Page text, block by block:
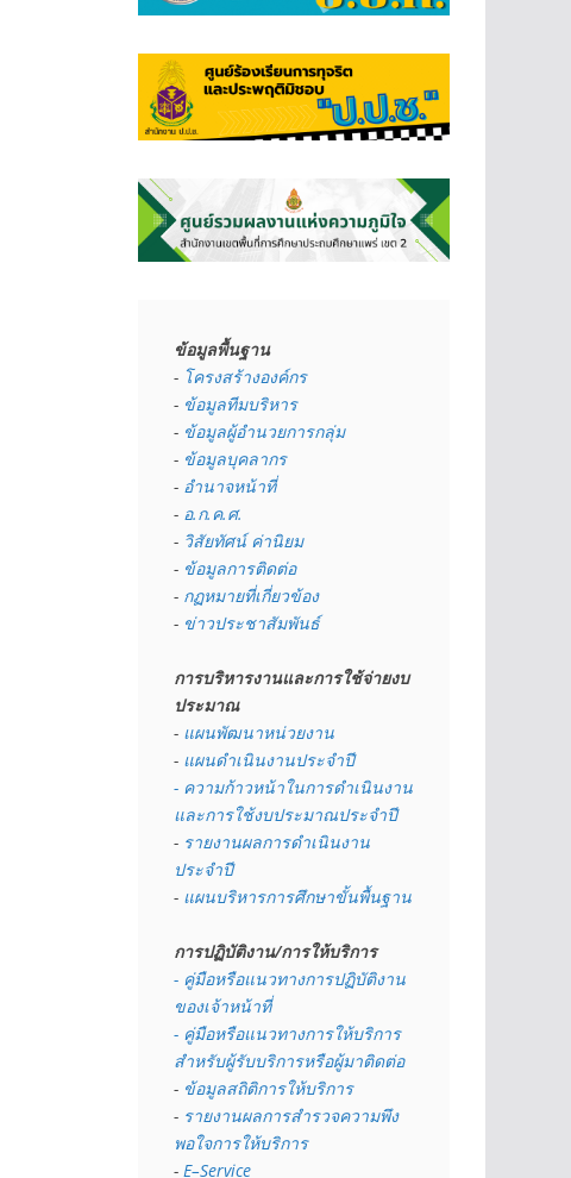
ข้อมูลพื้นฐาน
- โครงสร้างองค์กร
- ข้อมูลทีมบริหาร
- ข้อมูลผู้อำนวยการกลุ่ม
- ข้อมูลบุคลากร
- อำนาจหน้าที่
- อ.ก.ค.ศ.
- วิสัยทัศน์ ค่านิยม
- ข้อมูลการติดต่อ
- กฏหมายที่เกี่ยวข้อง
- ข่าวประชาสัมพันธ์
การบริหารงานและการใช้จ่ายงบ
ประมาณ
- แผนพัฒนาหน่วยงาน
- แผนดำเนินงานประจำปี
- ความก้าวหน้าในการดำเนินงาน
และการใช้งบประมาณประจำปี
- รายงานผลการดำเนินงาน
ประจำปี
- แผนบริหารการศึกษาขั้นพื้นฐาน
การปฏิบัติงาน/การให้บริการ
- คู่มือหรือแนวทางการปฏิบัติงาน
ของเจ้าหน้าที่
- คู่มือหรือแนวทางการให้บริการ
สำหรับผู้รับบริการหรือผู้มาติดต่อ
- ข้อมูลสถิติการให้บริการ
- รายงานผลการสำรวจความพึง
พอใจการให้บริการ
- E–Service